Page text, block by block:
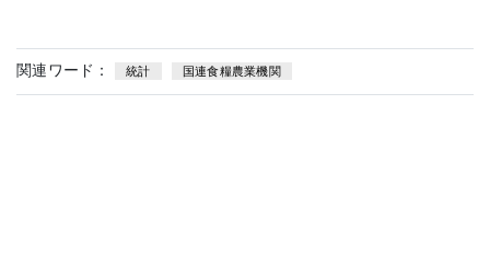
関連ワード： 統計 国連食糧農業機関